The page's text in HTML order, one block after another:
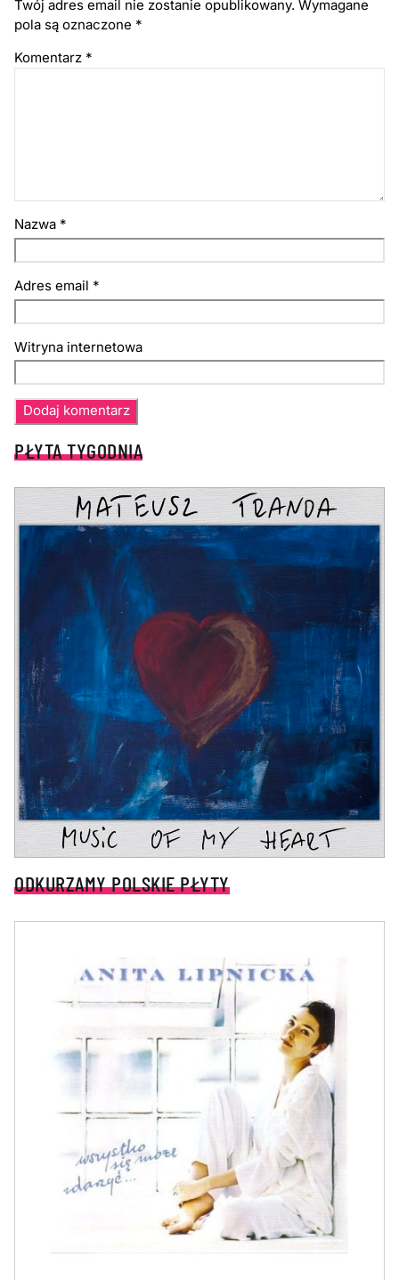
Twój adres email nie zostanie opublikowany. Wymagane
pola są oznaczone *
Komentarz *
Nazwa *
Adres email *
Witryna internetowa
PŁYTA TYGODNIA
ODKURZAMY POLSKIE PŁYTY